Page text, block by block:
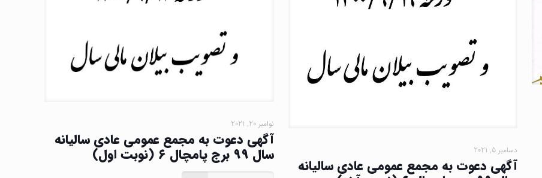
دسامبر 5, 2021
آگهی دعوت به مجمع عمومی عادی سالیانه
نوامبر 20, 2021
آگهی دعوت به مجمع عمومی عادی سالیانه
سال ۹۹ برج پامچال ۶ (نوبت اول)